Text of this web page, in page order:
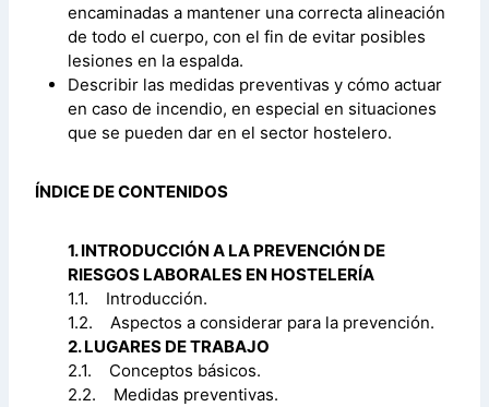
encaminadas a mantener una correcta alineación
de todo el cuerpo, con el fin de evitar posibles
lesiones en la espalda.
Describir las medidas preventivas y cómo actuar
en caso de incendio, en especial en situaciones
que se pueden dar en el sector hostelero.
ÍNDICE DE CONTENIDOS
1. INTRODUCCIÓN A LA PREVENCIÓN DE
RIESGOS LABORALES EN HOSTELERÍA
1.1. Introducción.
1.2. Aspectos a considerar para la prevención.
2. LUGARES DE TRABAJO
2.1. Conceptos básicos.
2.2. Medidas preventivas.